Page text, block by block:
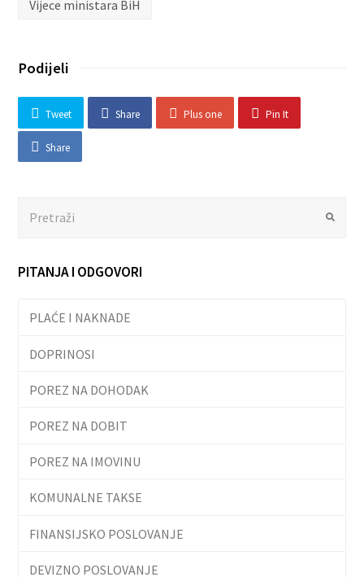
Vijece ministara BiH
Podijeli
Tweet Share Plus one Pin It
Share
Submit
PITANJA I ODGOVORI
PLAĆE I NAKNADE
DOPRINOSI
POREZ NA DOHODAK
POREZ NA DOBIT
POREZ NA IMOVINU
KOMUNALNE TAKSE
FINANSIJSKO POSLOVANJE
DEVIZNO POSLOVANJE